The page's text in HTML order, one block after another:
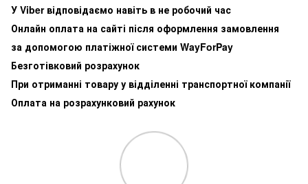
У Viber відповідаємо навіть в не робочий час
Онлайн оплата на сайті після оформлення замовлення
за допомогою платіжної системи WayForPay
Безготівковий розрахунок
При отриманні товару у відділенні транспортної компанії
Оплата на розрахунковий рахунок